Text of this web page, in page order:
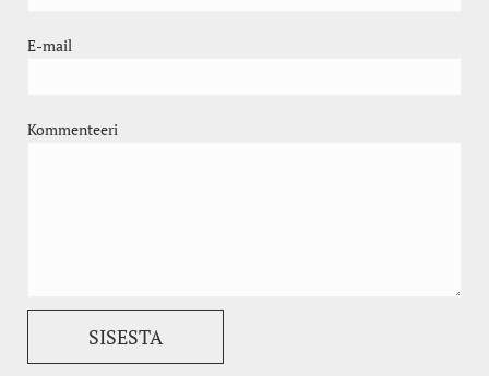
E-mail
Kommenteeri